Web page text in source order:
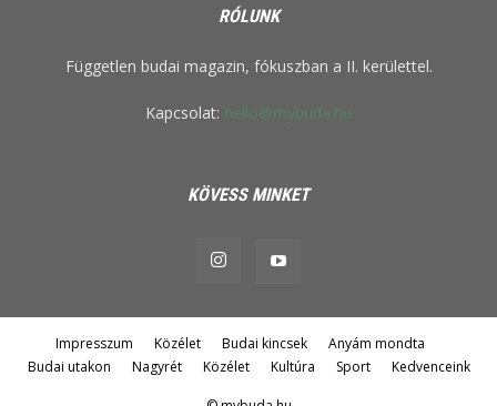
RÓLUNK
Független budai magazin, fókuszban a II. kerülettel.
Kapcsolat: hello@mybuda.hu
KÖVESS MINKET
Impresszum Közélet Budai kincsek
Anyám mondta
Budai utakon
Nagyrét Közélet Kultúra Sport Kedvenceink